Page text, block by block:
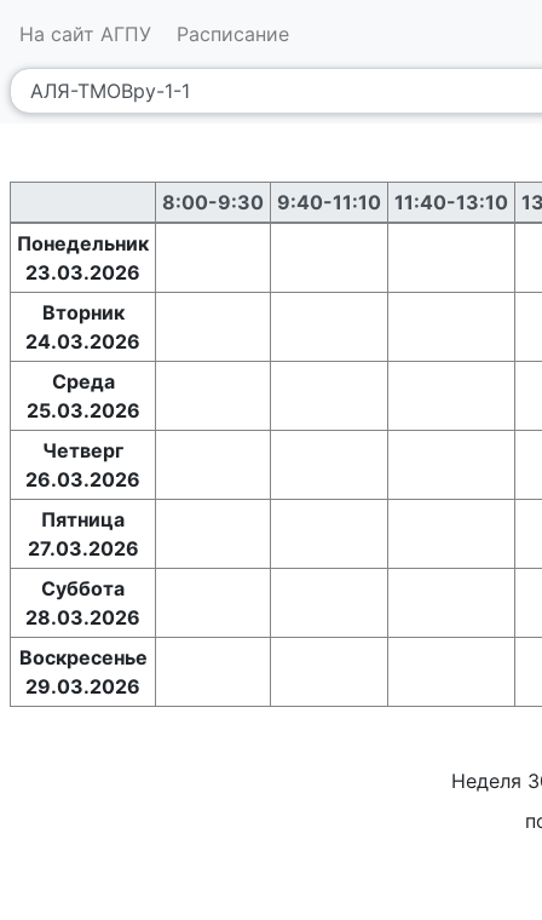
На сайт АГПУ Расписание
8:00-9:30 9:40-11:10 11:40-13:10
Понедельник
23.03.2026
Вторник
24.03.2026
Среда
25.03.2026
Четверг
26.03.2026
Пятница
27.03.2026
Суббота
28.03.2026
Воскресенье
29.03.2026
Неделя